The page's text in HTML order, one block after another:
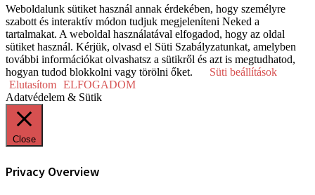
Weboldalunk sütiket használ annak érdekében, hogy személyre
szabott és interaktív módon tudjuk megjeleníteni Neked a
tartalmakat. A weboldal használatával elfogadod, hogy az oldal
sütiket használ. Kérjük, olvasd el Süti Szabályzatunkat, amelyben
további információkat olvashatsz a sütikről és azt is megtudhatod,
hogyan tudod blokkolni vagy törölni őket.
Süti beállítások
Elutasítom ELFOGADOM
Adatvédelem & Sütik
Close
Privacy Overview